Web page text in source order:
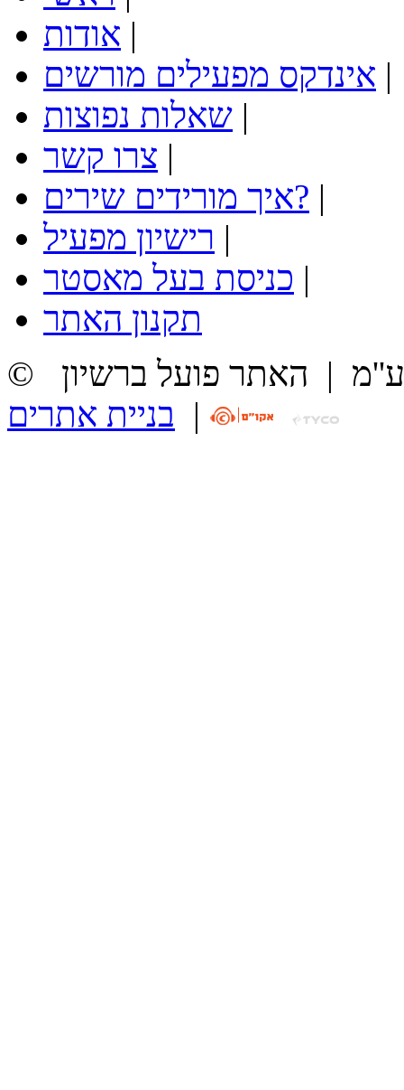
אודות |
אינדקס מפעילים מורשים |
שאלות נפוצות |
צרו קשר |
איך מורידים שירים? |
רישיון מפעיל |
כניסת בעל מאסטר |
תקנון האתר
| האתר פועל ברשיון
| בניית אתרים